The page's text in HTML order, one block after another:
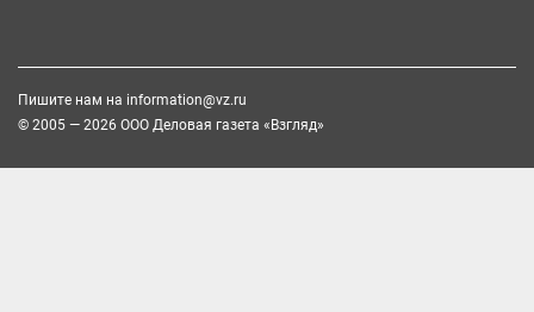
Пишите нам на information@vz.ru
© 2005 — 2026 ООО Деловая газета «Взгляд»